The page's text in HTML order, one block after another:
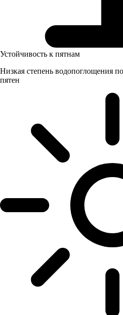
Устойчивость к пятнам
Низкая степень водопоглощения
пятен